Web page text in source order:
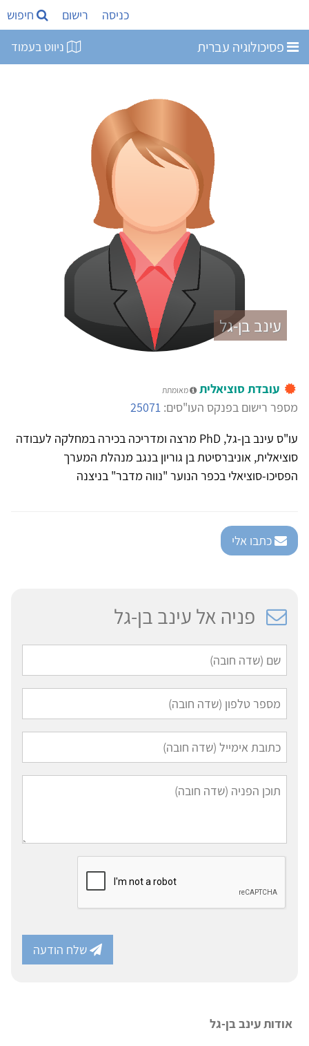
כניסה רישום חיפוש
פסיכולוגיה עברית ניווט בעמוד
עינב בן-גל
עובדת סוציאלית מאומתת
מספר רישום בפנקס העו"סים: 25071
עו"ס עינב בן-גל, PhD מרצה ומדריכה בכירה במחלקה לעבודה
סוציאלית, אוניברסיטת בן גוריון בנגב מנהלת המערך
הפסיכו-סוציאלי בכפר הנוער "נווה מדבר" בניצנה
כתבו אלי
פניה אל עינב בן-גל
שלח הודעה
אודות עינב בן-גל